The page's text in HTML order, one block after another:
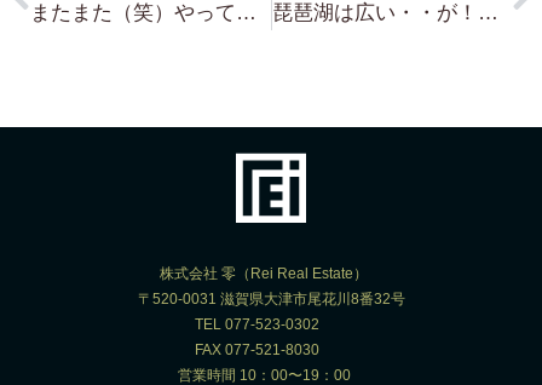
またまた（笑）やってきます・・◯◯浜 琵琶湖浜付き！約150坪 詳細は 後程！・・バッチリの浜付きです！・・これも 多分 瞬殺（笑）でしょうね 琵琶湖は広い・・が！琵琶湖浜付き物件には 限りがあるんです！（笑）琵琶湖浜前・琵琶湖浜付き・琵琶湖桟橋付き物件は 迷っている時間はないです（笑）
株式会社 零（Rei Real Estate）
〒520-0031 滋賀県大津市尾花川8番32号
TEL 077-523-0302
FAX 077-521-8030
営業時間 10：00〜19：00